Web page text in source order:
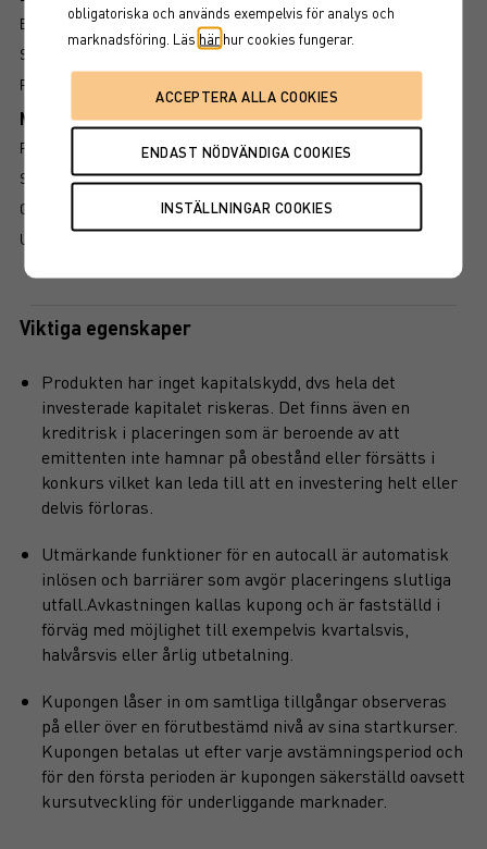
BROSCHYR
SLUTLIGA VILLKOR
FAKTABLAD
Mer information om produkten
RISK
SÅ LÄSER DU FAKTABLADET
GRUNDPROSPEKT
UTSKRIFT
Viktiga egenskaper
Produkten har inget kapitalskydd, dvs hela det
investerade kapitalet riskeras. Det finns även en
kreditrisk i placeringen som är beroende av att
emittenten inte hamnar på obestånd eller försätts i
konkurs vilket kan leda till att en investering helt eller
delvis förloras.
Utmärkande funktioner för en autocall är automatisk
inlösen och barriärer som avgör placeringens slutliga
utfall.Avkastningen kallas kupong och är fastställd i
förväg med möjlighet till exempelvis kvartalsvis,
halvårsvis eller årlig utbetalning.
Kupongen låser in om samtliga tillgångar observeras
på eller över en förutbestämd nivå av sina startkurser.
Kupongen betalas ut efter varje avstämningsperiod och
för den första perioden är kupongen säkerställd oavsett
kursutveckling för underliggande marknader.
obligatoriska och används exempelvis för analys och
marknadsföring. Läs här hur cookies fungerar.